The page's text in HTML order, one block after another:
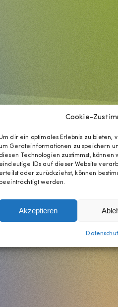
Cookie-
dir ein optimales Erlebnis zu bieten,
Geräteinformationen zu speichern
diesen Technologien zustimmst,
eindeutige IDs auf dieser Website
erteilst oder zurückziehst, können
beeinträchtigt werden.
Akzeptieren